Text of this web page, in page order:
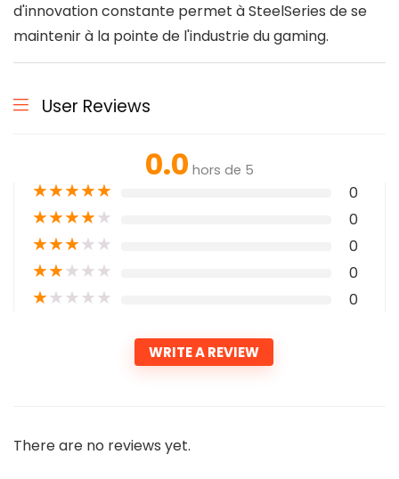
d'innovation constante permet à SteelSeries de se
maintenir à la pointe de l'industrie du gaming.
User Reviews
0.0 hors de 5
★★★★★ 0
★★★★★ 0
★★★★★ 0
★★★★★ 0
★★★★★ 0
WRITE A REVIEW
There are no reviews yet.